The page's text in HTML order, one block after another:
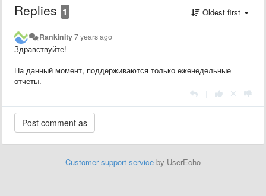
Replies 1 Oldest first
Rankinity7 years ago
Здравствуйте!
На данный момент, поддерживаются только еженедельные
отчеты.
Customer support service by UserEcho